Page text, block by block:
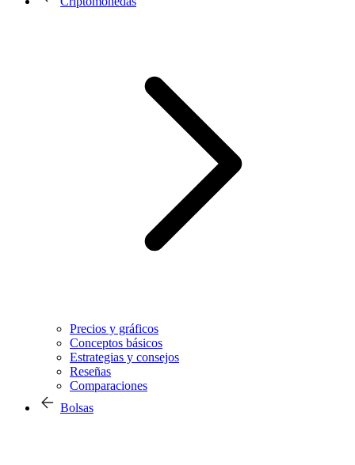
Precios y gráficos
Conceptos básicos
Estrategias y consejos
Reseñas
Comparaciones
Bolsas